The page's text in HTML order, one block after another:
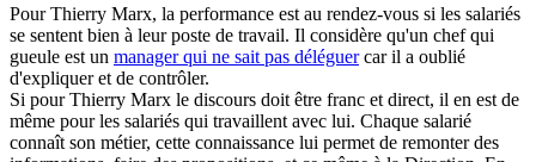
Pour Thierry Marx, la performance est au rendez-vous si les salariés
se sentent bien à leur poste de travail. Il considère qu'un chef qui
gueule est un manager qui ne sait pas déléguercar il a oublié
d'expliquer et de contrôler.
Si pour Thierry Marx le discours doit être franc et direct, il en est de
même pour les salariés qui travaillent avec lui. Chaque salarié
connaît son métier, cette connaissance lui permet de remonter des